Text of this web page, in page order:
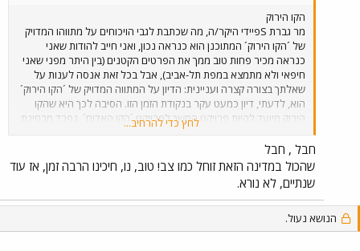
הקו הירוק
מר גברת Sפיידי היקר/ה, מה שכתבת לגבי הויכוחים על מתווהו המדויק
של ´הקו הירוק´ המתוכנן הוא כנראה נכון, ואני חייב להודות שאני
כנראה מכיר פחות טוב ממך את הפרטים הקטנים (בין היתר מפני שאני
חיפאי ולא מתמצא במפת תל-אביב), אבל בכל זאת אנסה לענות על
שאלתך בצורה קצרה ועניינית: הדיון על המתווה המדויק של ´הקו הירוק´
הוא, לדעתי, דיון כמעט עקר בנקודת הזמן הזו. הסיבה לכך היא שהקו
הירוק מיועד להיות פרויקט המשך לפרויקט ´הקו האדום´, נפרד מבחינת
המכרזים והחוזים שבו. לפיכך, אין לצפות, לצערי, לפרסום המכרזים
הסופיים ל-´קו הירוק´ לפחות עד ש-´הקו האדום´ ייתקדם כבר אל שלב
הביצוע הממשי, כלומר לפי הערכה אופטימית, לפחות עוד שנתיים. כמו
שמי שעוקב אחרי הנושא יודע, שנתיים זה המון זמן, ובדרך יש עוד בחירות
לראשות עיר וכיו"ב, כך שהכל יכול להשתנות לחלוטין עד שנגיע לזה
(וכבר היו דברים מעולם בתל-אביב, לא פעם ולא פעמיים). צר לי על
הרוח השלילית שהתשובה שלי משרה, אבל הנקודה בסופו של דבר היא
שכנראה שיש בעיות יותר דחופות לפתור עד שנגיע לשלב הדיון
לחץ כדי להרחיב...
חבל , חבל
שהכול במדינה הזאת זוחל כמו צב! טוב, נו, חיכינו הרבה זמן, אז עוד
שנתיים, לא נורא.
הנושא נעול.